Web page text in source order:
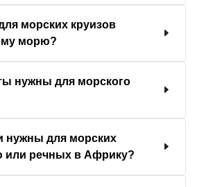
морских круизов
морю?
нужны для морского
нужны для морских
или речных в Африку?